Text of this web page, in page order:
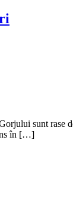
sunt
în […]